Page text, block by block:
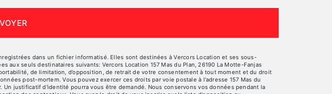
dans un fichier informatisé. Elles sont destinées à Vercors Location et ses sous-
seuls destinataires suivants: Vercors Location 157 Mas du Plan, 26190 La Motte-Fanjas
de limitation, d’opposition, de retrait de votre consentement à tout moment et du droit
post-mortem. Vous pouvez exercer ces droits par voie postale à l'adresse 157 Mas du
justificatif d'identité pourra vous être demandé. Nous conservons vos données pendant la